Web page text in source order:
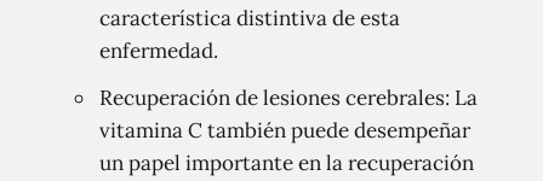
característica distintiva de esta
enfermedad.
Recuperación de lesiones cerebrales: La
vitamina C también puede desempeñar
un papel importante en la recuperación